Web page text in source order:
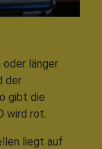
oder länger
der
gibt die
wird rot.
liegt auf